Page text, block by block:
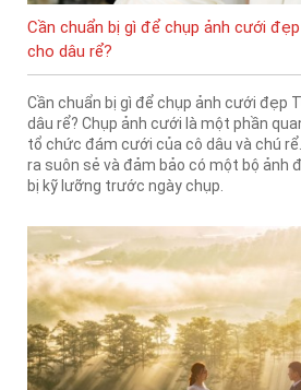
Cần chuẩn bị gì để chụp ảnh cưới
cho dâu rể?
Cần chuẩn bị gì để chụp ảnh cưới đẹp
dâu rể? Chụp ảnh cưới là một phần
tổ chức đám cưới của cô dâu và chú
ra suôn sẻ và đảm bảo có một bộ ảnh
bị kỹ lưỡng trước ngày chụp.